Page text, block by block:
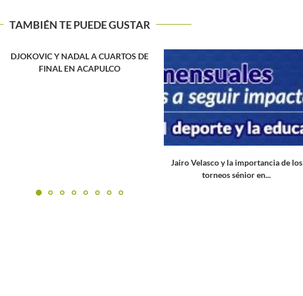
TAMBIÉN TE PUEDE GUSTAR
DJOKOVIC Y NADAL A CUARTOS DE
FINAL EN ACAPULCO
Jairo Velasco y la importancia de los
torneos sénior en...